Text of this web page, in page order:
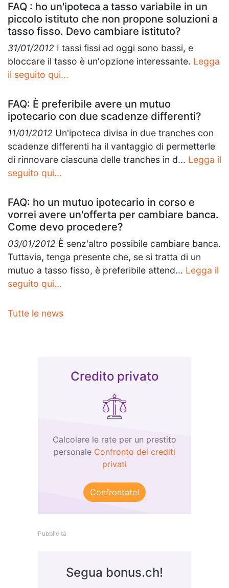
FAQ : ho un'ipoteca a tasso variabile in un
piccolo istituto che non propone soluzioni a
tasso fisso. Devo cambiare istituto?
31/01/2012 I tassi fissi ad oggi sono bassi, e
bloccare il tasso è un'opzione interessante. Legga
il seguito qui...
FAQ: È preferibile avere un mutuo
ipotecario con due scadenze differenti?
11/01/2012 Un'ipoteca divisa in due tranches con
scadenze differenti ha il vantaggio di permetterle
di rinnovare ciascuna delle tranches in d... Legga il
seguito qui...
FAQ: ho un mutuo ipotecario in corso e
vorrei avere un'offerta per cambiare banca.
Come devo procedere?
03/01/2012 È senz'altro possibile cambiare banca.
Tuttavia, tenga presente che, se si tratta di un
mutuo a tasso fisso, è preferibile attend... Legga il
seguito qui...
Tutte le news
Credito privato
Calcolare le rate per un prestito
personale Confronto dei crediti
privati
Confrontate!
Pubblicità
Segua bonus.ch!